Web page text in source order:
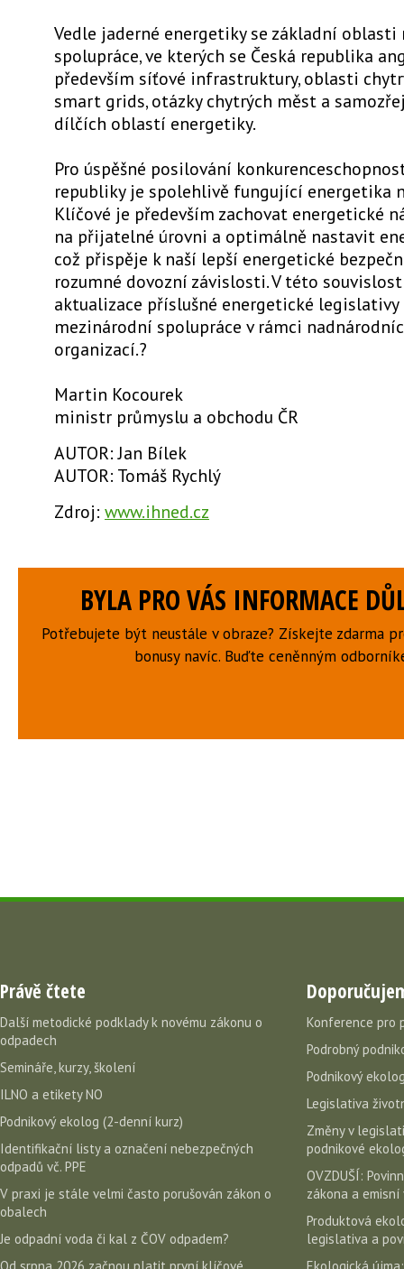
Vedle jaderné energetiky se základní
spolupráce, ve kterých se Česká republika
především síťové infrastruktury, oblasti
smart grids, otázky chytrých měst a
dílčích oblastí energetiky.
Pro úspěšné posilování
republiky je spolehlivě fungující energetika
Klíčové je především zachovat energetické
na přijatelné úrovni a optimálně nastavit
což přispěje k naší lepší energetické
rozumné dovozní závislosti. V této
aktualizace příslušné energetické
mezinárodní spolupráce v rámci
organizací.?
Martin Kocourek
ministr průmyslu a obchodu ČR
AUTOR: Jan Bílek
AUTOR: Tomáš Rychlý
Zdroj: www.ihned.cz
BYLA PRO VÁS INFORMACE
Potřebujete být neustále v obraze? Získejte zdarma
bonusy navíc. Buďte ceněnným
Právě čtete
Další metodické podklady k novému zákonu o
odpadech
Semináře, kurzy, školení
ILNO a etikety NO
Podnikový ekolog (2-denní kurz)
Identifikační listy a označení nebezpečných
odpadů vč. PPE
V praxi je stále velmi často porušován zákon o
obalech
Je odpadní voda či kal z ČOV odpadem?
Konference pro
Podrobný
Podnikový
Legislativa
Změny v
podnikové
OVZDUŠÍ:
zákona a emisní
Produktová
legislativa a